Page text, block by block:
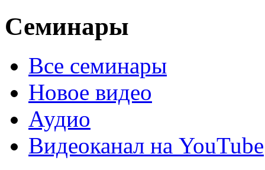
Семинары
Все семинары
Новое видео
Аудио
Видеоканал на YouTube